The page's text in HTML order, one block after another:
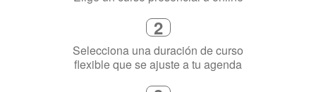
Selecciona una duración de curso
flexible que se ajuste a tu agenda
3